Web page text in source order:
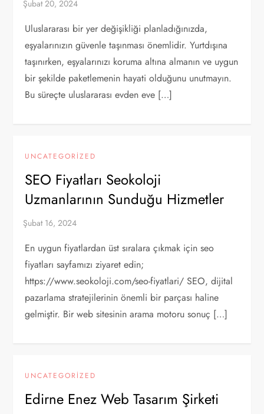
Uluslararası bir yer değişikliği planladığınızda,
eşyalarınızın güvenle taşınması önemlidir. Yurtdışına
taşınırken, eşyalarınızı koruma altına almanın ve uygun
bir şekilde paketlemenin hayati olduğunu unutmayın.
Bu süreçte uluslararası evden eve […]
UNCATEGORIZED
SEO Fiyatları Seokoloji
Uzmanlarının Sunduğu Hizmetler
En uygun fiyatlardan üst sıralara çıkmak için seo
fiyatları sayfamızı ziyaret edin;
https://www.seokoloji.com/seo-fiyatlari/ SEO, dijital
pazarlama stratejilerinin önemli bir parçası haline
gelmiştir. Bir web sitesinin arama motoru sonuç […]
UNCATEGORIZED
Edirne Enez Web Tasarım Şirketi